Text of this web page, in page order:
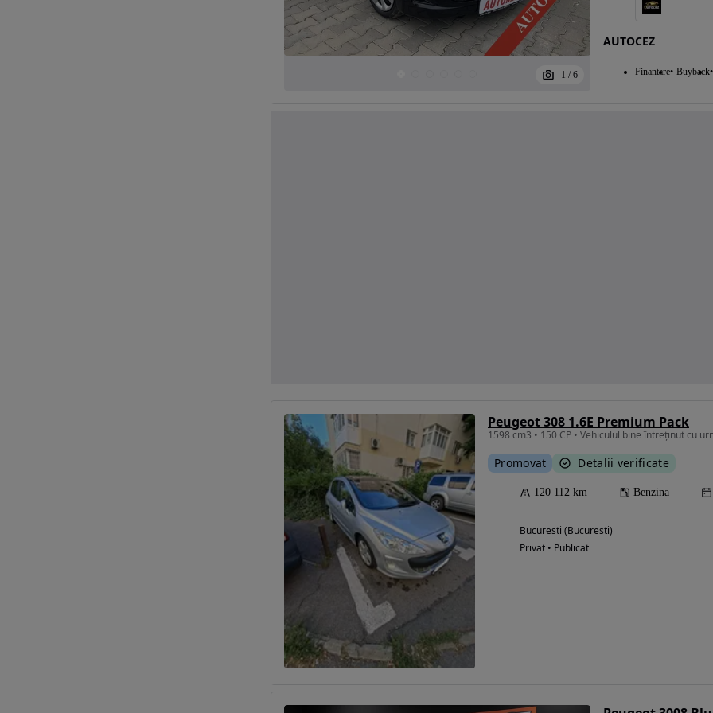
1 / 6
AUTOCEZ
Finantare Buyback
Peugeot 308 1.6E Premium Pack
Promovat Detalii verificate
120 112 km Benzina
Bucuresti (Bucuresti)
Privat • Publicat